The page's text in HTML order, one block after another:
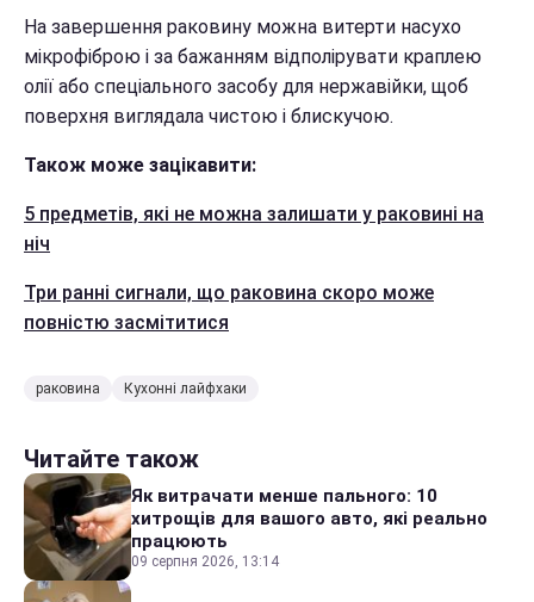
На завершення раковину можна витерти насухо
мікрофіброю і за бажанням відполірувати краплею
олії або спеціального засобу для нержавійки, щоб
поверхня виглядала чистою і блискучою.
Також може зацікавити:
5 предметів, які не можна залишати у раковині на
ніч
Три ранні сигнали, що раковина скоро може
повністю засмітитися
раковина Кухонні лайфхаки
Читайте також
Як витрачати менше пального: 10
хитрощів для вашого авто, які реально
працюють
09 серпня 2026, 13:14